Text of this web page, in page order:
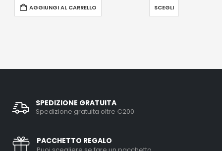
AGGIUNGI AL CARRELLO SCEGLI
SPEDIZIONE GRATUITA
Spedizione gratuita oltre €200
PACCHETTO REGALO